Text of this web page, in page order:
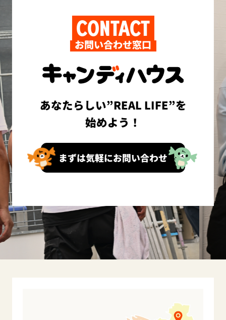
CONTACT
お問い合わせ窓口
あなたらしい”REAL LIFE”を
始めよう！
まずは気軽にお問い合わせ